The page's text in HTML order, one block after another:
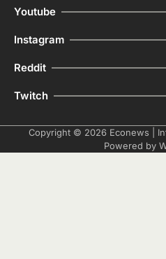
Youtube
Instagram
Reddit
Twitch
Copyright © 2026 Econews |
Powered by